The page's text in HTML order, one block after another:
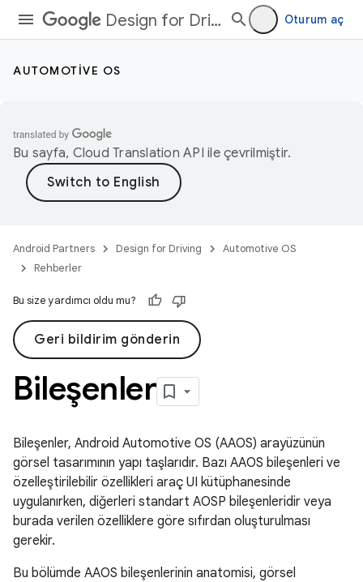
Design for Driving Oturum aç
AUTOMOTIVE OS
Bu sayfa, Cloud Translation API ile çevrilmiştir.
Android Partners Design for Driving
Automotive OS
Rehberler
Bu size yardımcı oldu mu?
Geri bildirim gönderin
Bileşenler
Bileşenler, Android Automotive OS (AAOS) arayüzünün
görsel tasarımının yapı taşlarıdır. Bazı AAOS bileşenleri ve
özelleştirilebilir özellikleri araç UI kütüphanesinde
uygulanırken, diğerleri standart AOSP bileşenleridir veya
burada verilen özelliklere göre sıfırdan oluşturulması
gerekir.
Bu bölümde AAOS bileşenlerinin anatomisi, görsel